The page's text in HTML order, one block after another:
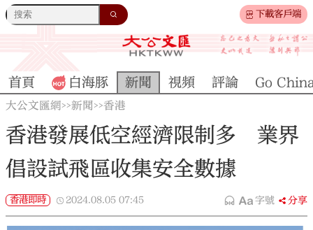
下載客戶端
首頁 白海豚 新聞 視頻 評論 Go
大公文匯網>>新聞>>香港
香港發展低空經濟限制多 業界
倡設試飛區收集安全數據
香港即時 2024.08.05 07:45 字號 分享